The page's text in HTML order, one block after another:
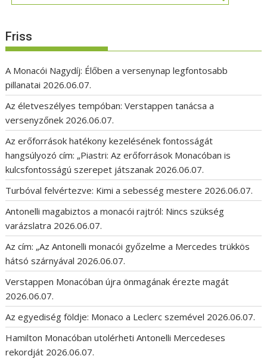
Friss
A Monacói Nagydíj: Élőben a versenynap legfontosabb
pillanatai 2026.06.07.
Az életveszélyes tempóban: Verstappen tanácsa a
versenyzőnek 2026.06.07.
Az erőforrások hatékony kezelésének fontosságát
hangsúlyozó cím: „Piastri: Az erőforrások Monacóban is
kulcsfontosságú szerepet játszanak 2026.06.07.
Turbóval felvértezve: Kimi a sebesség mestere 2026.06.07.
Antonelli magabiztos a monacói rajtról: Nincs szükség
varázslatra 2026.06.07.
Az cím: „Az Antonelli monacói győzelme a Mercedes trükkös
hátsó szárnyával 2026.06.07.
Verstappen Monacóban újra önmagának érezte magát
2026.06.07.
Az egyediség földje: Monaco a Leclerc szemével 2026.06.07.
Hamilton Monacóban utolérheti Antonelli Mercedeses
rekordját 2026.06.07.